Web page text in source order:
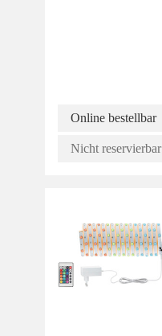
Online bestellbar
Nicht reservierbar